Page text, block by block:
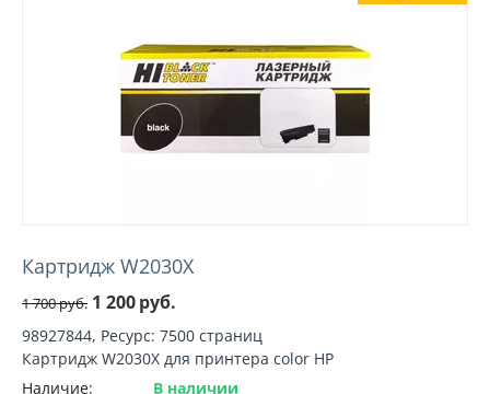
Картридж W2030X
1 700руб. 1 200руб.
98927844, Ресурс: 7500 страниц
Картридж W2030X для принтера color HP
Наличие:
В наличии